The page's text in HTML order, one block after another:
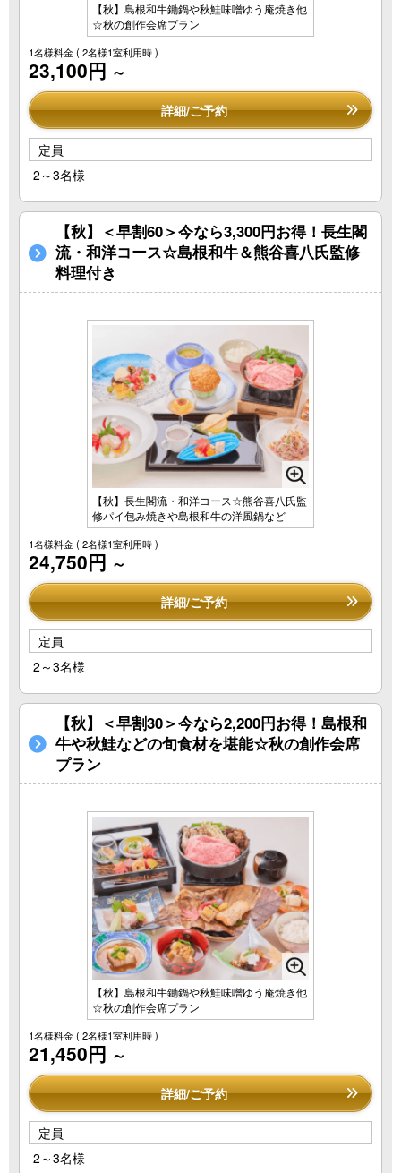
【秋】島根和牛鋤鍋や秋鮭味噌ゆう庵焼き他
☆秋の創作会席プラン
1名様料金( 2名様1室利用時 )
23,100円 ～
詳細/ご予約
定員
2～3名様
【秋】＜早割60＞今なら3,300円お得！長生閣
流・和洋コース☆島根和牛＆熊谷喜八氏監修
料理付き
【秋】長生閣流・和洋コース☆熊谷喜八氏監
修パイ包み焼きや島根和牛の洋風鍋など
1名様料金( 2名様1室利用時 )
24,750円 ～
詳細/ご予約
定員
2～3名様
【秋】＜早割30＞今なら2,200円お得！島根和
牛や秋鮭などの旬食材を堪能☆秋の創作会席
プラン
【秋】島根和牛鋤鍋や秋鮭味噌ゆう庵焼き他
☆秋の創作会席プラン
1名様料金( 2名様1室利用時 )
21,450円 ～
詳細/ご予約
定員
2～3名様